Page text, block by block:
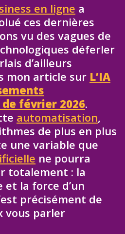
en ligne a
ces dernières
vu des vagues de
déferler
d’ailleurs
mon article sur L’IA
février 2026.
automatisation,
de plus en plus
une variable que
ne pourra
totalement : la
la force d’un
précisément de
vous parler